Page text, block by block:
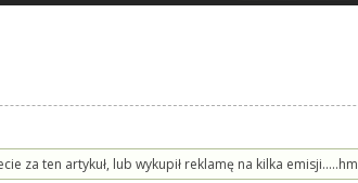
za ten artykuł, lub wykupił reklamę na kilka emisji.....hm